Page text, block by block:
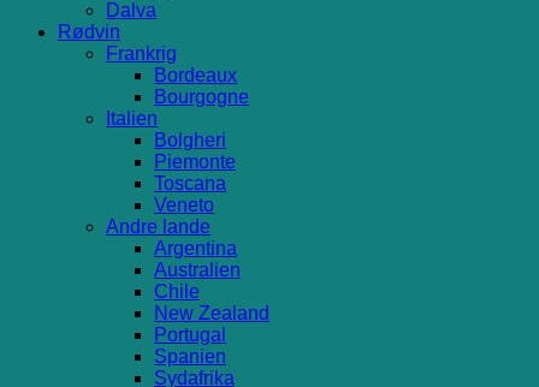
Dalva
Rødvin
Frankrig
Bordeaux
Bourgogne
Italien
Bolgheri
Piemonte
Toscana
Veneto
Andre lande
Argentina
Australien
Chile
New Zealand
Portugal
Spanien
Sydafrika